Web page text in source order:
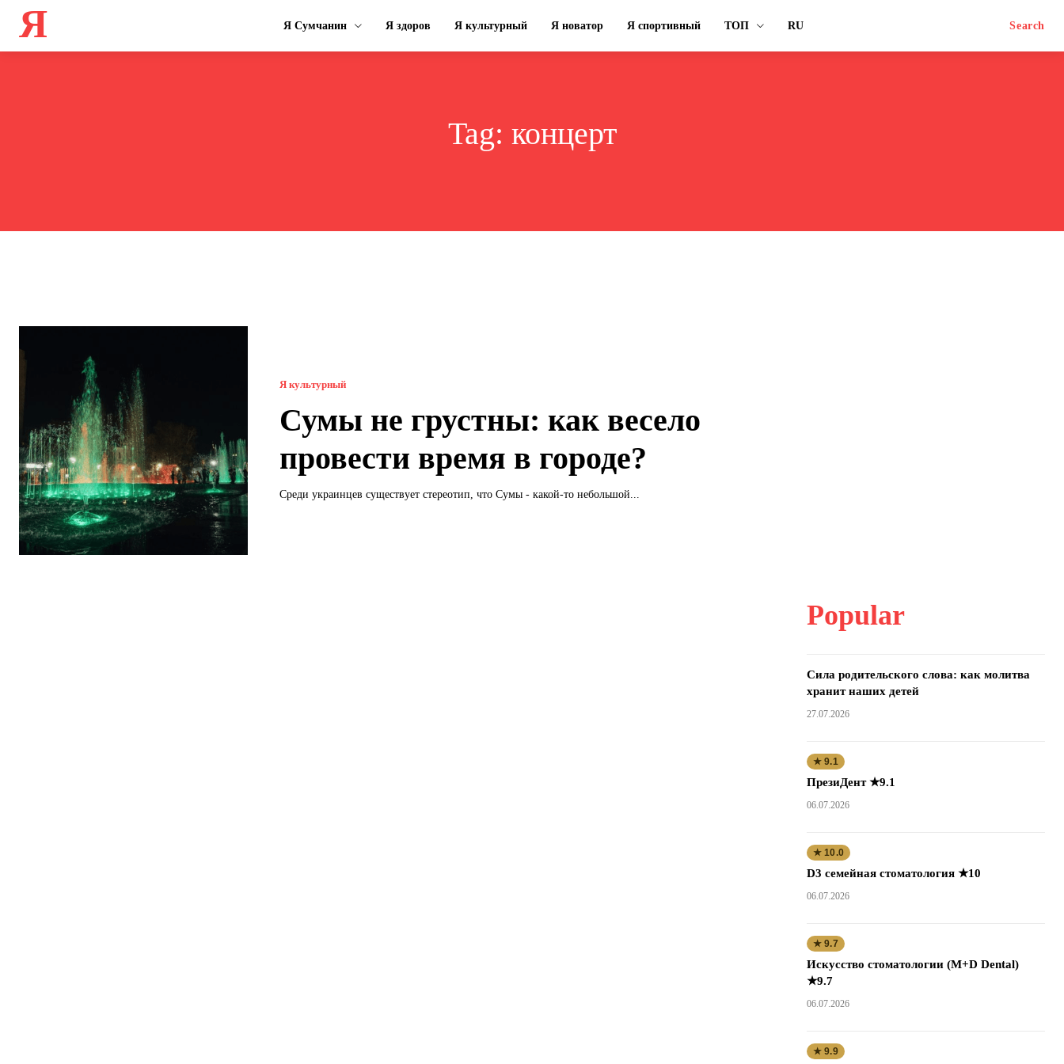
Я Я Сумчанин Я здоров Я культурный Я новатор Я спортивный ТОП RU Search
Tag: концерт
Я культурный
Сумы не грустны: как весело
провести время в городе?
Среди украинцев существует стереотип, что Сумы - какой-то небольшой...
Popular
Сила родительского слова: как молитва
хранит наших детей
27.07.2026
★ 9.1
ПрезиДент ★9.1
06.07.2026
★ 10.0
D3 семейная стоматология ★10
06.07.2026
★ 9.7
Искусство стоматологии (M+D Dental)
★9.7
06.07.2026
★ 9.9